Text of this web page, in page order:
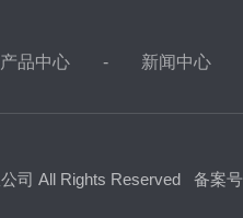
产品中心 新闻中心
司 All Rights Reserved 备案